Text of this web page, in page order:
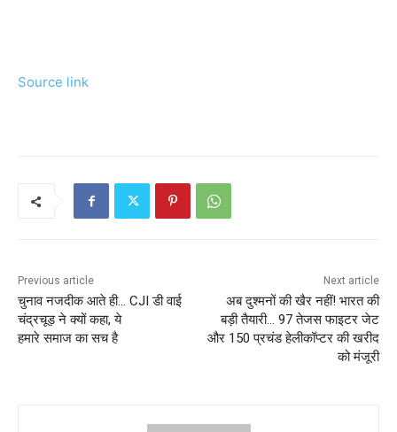
Source link
Previous article
चुनाव नजदीक आते ही… CJI डी वाई
चंद्रचूड़ ने क्यों कहा, ये
हमारे समाज का सच है
Next article
अब दुश्मनों की खैर नहीं! भारत की
बड़ी तैयारी… 97 तेजस फाइटर जेट
और 150 प्रचंड हेलीकॉप्टर की खरीद
को मंजूरी